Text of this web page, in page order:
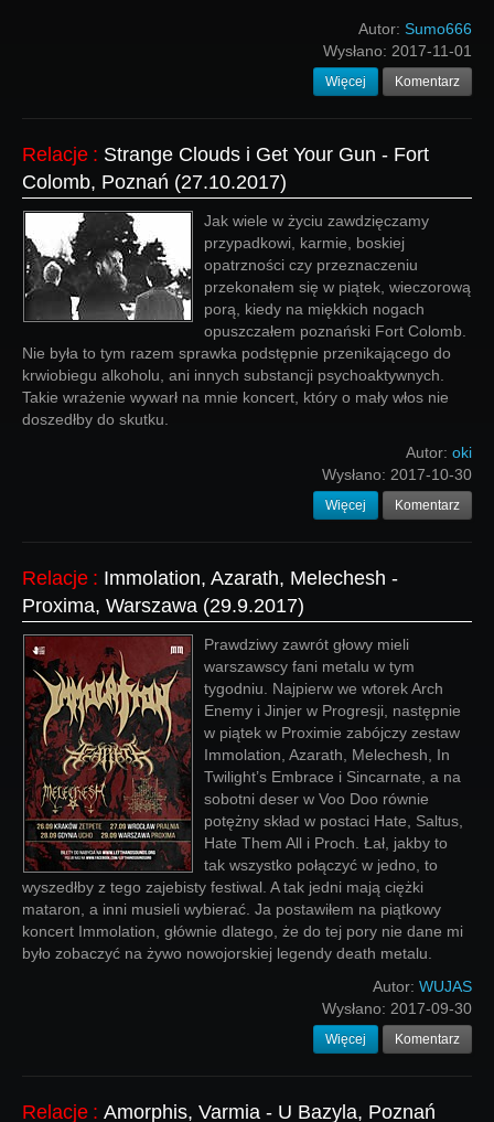
Autor: Sumo666
Wysłano: 2017-11-01
Więcej Komentarz
Relacje : Strange Clouds i Get Your Gun - Fort
Colomb, Poznań (27.10.2017)
Jak wiele w życiu zawdzięczamy
przypadkowi, karmie, boskiej
opatrzności czy przeznaczeniu
przekonałem się w piątek, wieczorową
porą, kiedy na miękkich nogach
opuszczałem poznański Fort Colomb.
Nie była to tym razem sprawka podstępnie przenikającego do
krwiobiegu alkoholu, ani innych substancji psychoaktywnych.
Takie wrażenie wywarł na mnie koncert, który o mały włos nie
doszedłby do skutku.
Autor: oki
Wysłano: 2017-10-30
Więcej Komentarz
Relacje : Immolation, Azarath, Melechesh -
Proxima, Warszawa (29.9.2017)
Prawdziwy zawrót głowy mieli
warszawscy fani metalu w tym
tygodniu. Najpierw we wtorek Arch
Enemy i Jinjer w Progresji, następnie
w piątek w Proximie zabójczy zestaw
Immolation, Azarath, Melechesh, In
Twilight’s Embrace i Sincarnate, a na
sobotni deser w Voo Doo równie
potężny skład w postaci Hate, Saltus,
Hate Them All i Proch. Łał, jakby to
tak wszystko połączyć w jedno, to
wyszedłby z tego zajebisty festiwal. A tak jedni mają ciężki
mataron, a inni musieli wybierać. Ja postawiłem na piątkowy
koncert Immolation, głównie dlatego, że do tej pory nie dane mi
było zobaczyć na żywo nowojorskiej legendy death metalu.
Autor: WUJAS
Wysłano: 2017-09-30
Więcej Komentarz
Relacje : Amorphis, Varmia - U Bazyla, Poznań